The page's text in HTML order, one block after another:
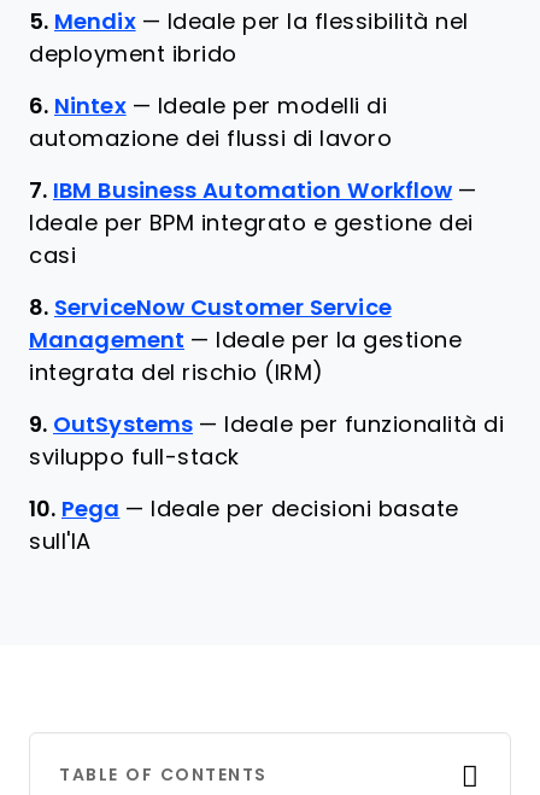
5. Mendix — Ideale per la flessibilità nel
deployment ibrido
6. Nintex — Ideale per modelli di
automazione dei flussi di lavoro
7. IBM Business Automation Workflow —
Ideale per BPM integrato e gestione dei
casi
8. ServiceNow Customer Service
Management —
Ideale per la gestione
integrata del rischio (IRM)
9. OutSystems —
Ideale per funzionalità di
sviluppo full-stack
10. Pega —
Ideale per decisioni basate
sull'IA
TABLE OF CONTENTS